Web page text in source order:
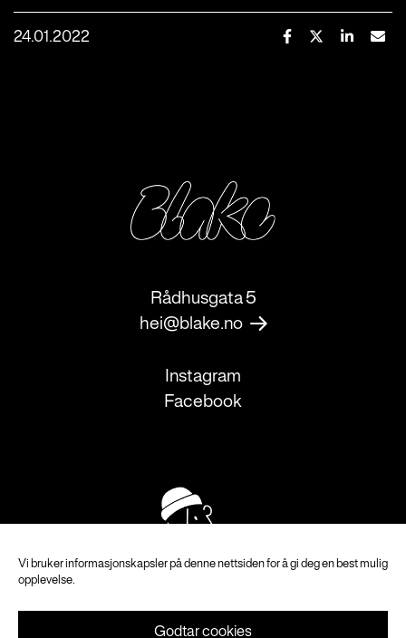
Vi bruker informasjonskapsler på denne nettsiden for å gi deg en best mulig
opplevelse.
Godtar cookies
24.01.2022
DelaDela DelaDela
BLAKE
Rådhusgata 5
hei@blake.no
Instagram
Facebook